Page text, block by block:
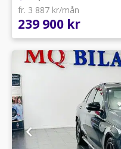
fr. 3 887 kr/mån
239 900 kr